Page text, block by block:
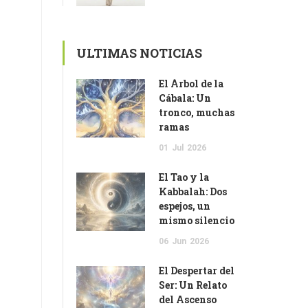
ULTIMAS NOTICIAS
El Árbol de la
Cábala: Un
tronco, muchas
ramas
01 Jul 2026
El Tao y la
Kabbalah: Dos
espejos, un
mismo silencio
06 Jun 2026
El Despertar del
Ser: Un Relato
del Ascenso